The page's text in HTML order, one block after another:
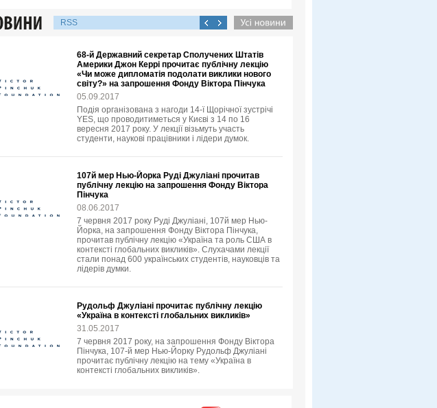
RSS
68-й Державний секретар Сполучених Штатів
Америки Джон Керрі прочитає публічну лекцію
«Чи може дипломатія подолати виклики нового
світу?» на запрошення Фонду Віктора Пінчука
05.09.2017
Подія організована з нагоди 14-ї Щорічної зустрічі
YES, що проводитиметься у Києві з 14 по 16
вересня 2017 року. У лекції візьмуть участь
студенти, наукові працівники і лідери думок.
107й мер Нью-Йорка Руді Джуліані прочитав
публічну лекцію на запрошення Фонду Віктора
Пінчука
08.06.2017
7 червня 2017 року Руді Джуліані, 107й мер Нью-
Йорка, на запрошення Фонду Віктора Пінчука,
прочитав публічну лекцію «Україна та роль США в
контексті глобальних викликів». Слухачами лекції
стали понад 600 українських студентів, науковців та
лідерів думки.
Рудольф Джуліані прочитає публічну лекцію
«Україна в контексті глобальних викликів»
31.05.2017
7 червня 2017 року, на запрошення Фонду Віктора
Пінчука, 107-й мер Нью-Йорку Рудольф Джуліані
прочитає публічну лекцію на тему «Україна в
контексті глобальних викликів».